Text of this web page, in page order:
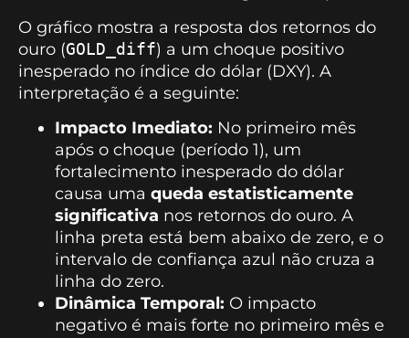
O gráfico mostra a resposta dos retornos do
ouro (GOLD_diff) a um choque positivo
inesperado no índice do dólar (DXY). A
interpretação é a seguinte:
Impacto Imediato: No primeiro mês
após o choque (período 1), um
fortalecimento inesperado do dólar
causa uma queda estatisticamente
significativa nos retornos do ouro. A
linha preta está bem abaixo de zero, e o
intervalo de confiança azul não cruza a
linha do zero.
Dinâmica Temporal: O impacto
negativo é mais forte no primeiro mês e